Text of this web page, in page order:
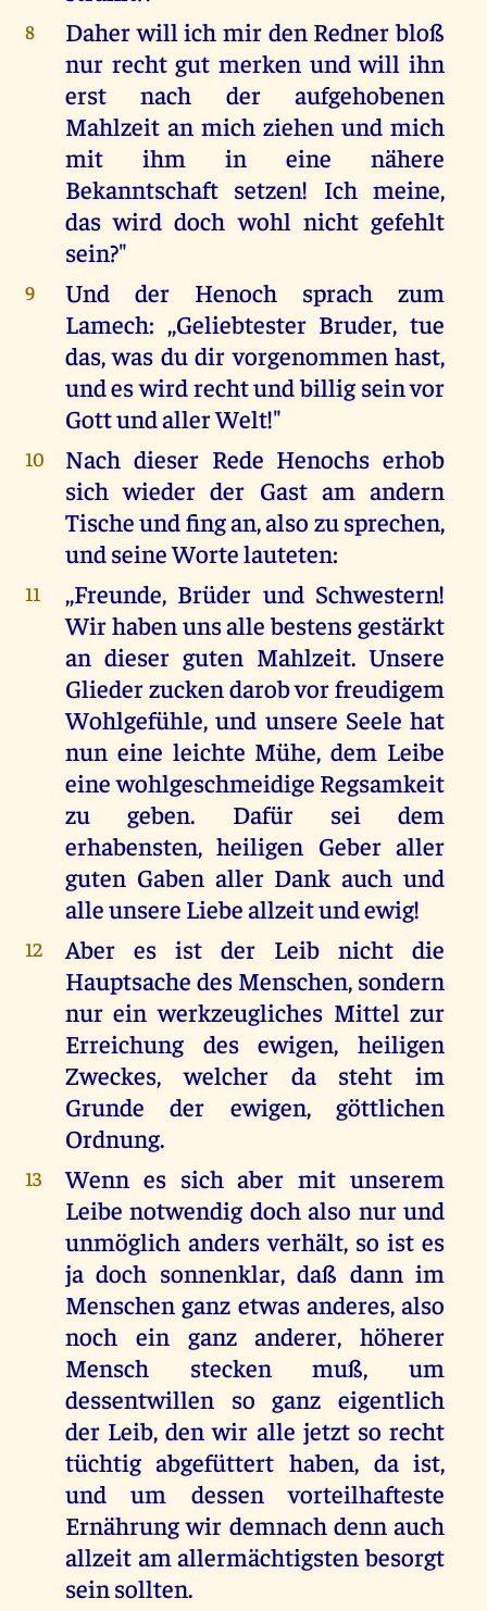
8
Daher will ich mir den Redner bloß
nur recht gut merken und will ihn
erst nach der aufgehobenen
Mahlzeit an mich ziehen und mich
mit ihm in eine nähere
Bekanntschaft setzen! Ich meine,
das wird doch wohl nicht gefehlt
sein?"
9
Und der Henoch sprach zum
Lamech: ,,Geliebtester Bruder, tue
das, was du dir vorgenommen hast,
und es wird recht und billig sein vor
Gott und aller Welt!"
10
Nach dieser Rede Henochs erhob
sich wieder der Gast am andern
Tische und fing an, also zu sprechen,
und seine Worte lauteten:
11
,,Freunde, Brüder und Schwestern!
Wir haben uns alle bestens gestärkt
an dieser guten Mahlzeit. Unsere
Glieder zucken darob vor freudigem
Wohlgefühle, und unsere Seele hat
nun eine leichte Mühe, dem Leibe
eine wohlgeschmeidige Regsamkeit
zu geben. Dafür sei dem
erhabensten, heiligen Geber aller
guten Gaben aller Dank auch und
alle unsere Liebe allzeit und ewig!
12
Aber es ist der Leib nicht die
Hauptsache des Menschen, sondern
nur ein werkzeugliches Mittel zur
Erreichung des ewigen, heiligen
Zweckes, welcher da steht im
Grunde der ewigen, göttlichen
Ordnung.
13
Wenn es sich aber mit unserem
Leibe notwendig doch also nur und
unmöglich anders verhält, so ist es
ja doch sonnenklar, daß dann im
Menschen ganz etwas anderes, also
noch ein ganz anderer, höherer
Mensch stecken muß, um
dessentwillen so ganz eigentlich
der Leib, den wir alle jetzt so recht
tüchtig abgefüttert haben, da ist,
und um dessen vorteilhafteste
Ernährung wir demnach denn auch
allzeit am allermächtigsten besorgt
sein sollten.